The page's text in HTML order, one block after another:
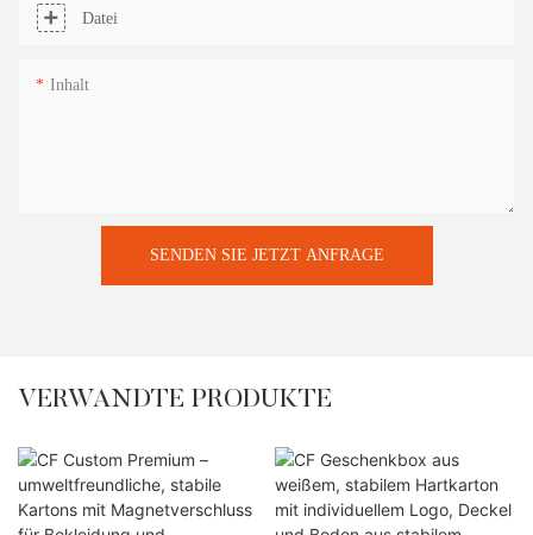
Datei
Inhalt
SENDEN SIE JETZT ANFRAGE
VERWANDTE PRODUKTE